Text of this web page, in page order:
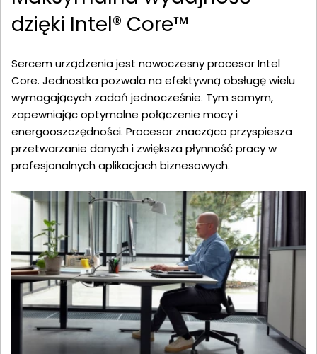
dzięki Intel® Core™
Sercem urządzenia jest nowoczesny procesor Intel
Core. Jednostka pozwala na efektywną obsługę wielu
wymagających zadań jednocześnie. Tym samym,
zapewniając optymalne połączenie mocy i
energooszczędności. Procesor znacząco przyspiesza
przetwarzanie danych i zwiększa płynność pracy w
profesjonalnych aplikacjach biznesowych.